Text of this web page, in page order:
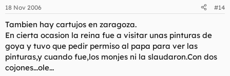
18 Nov 2006 #14
Tambien hay cartujos en zaragoza.
En cierta ocasion la reina fue a visitar unas pinturas de
goya y tuvo que pedir permiso al papa para ver las
pinturas,y cuando fue,los monjes ni la slaudaron.Con dos
cojones...ole...